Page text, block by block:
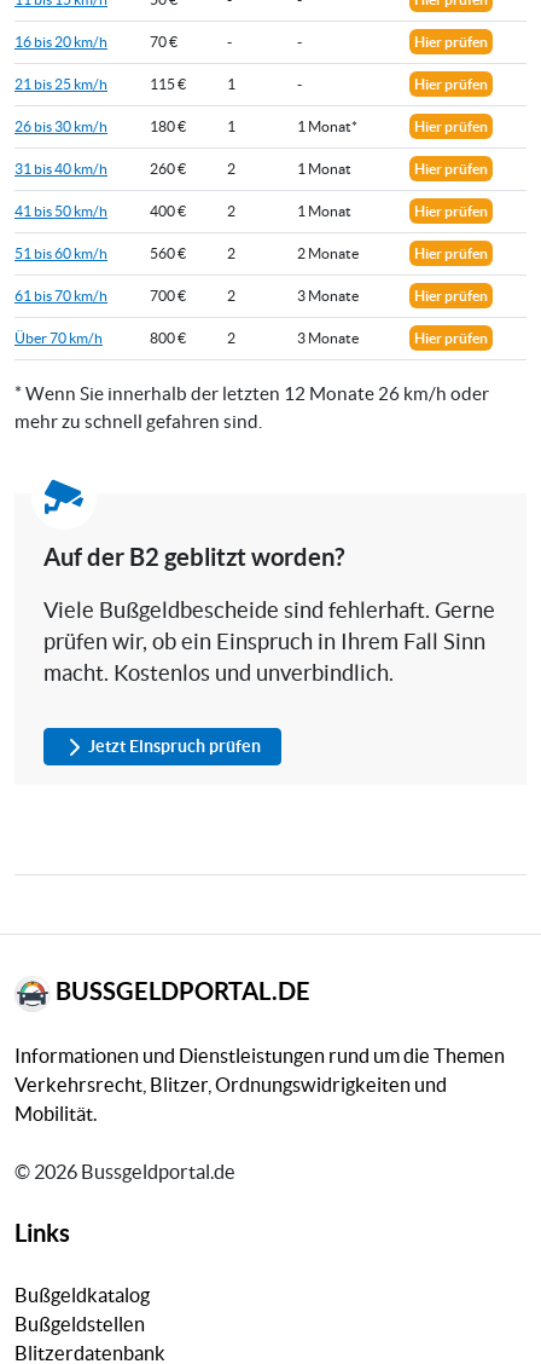
16 bis 20 km/h 70 € - - Hier prüfen
21 bis 25 km/h 115 € 1 - Hier prüfen
26 bis 30 km/h 180 € 1 1 Monat* Hier prüfen
31 bis 40 km/h 260 € 2 1 Monat Hier prüfen
41 bis 50 km/h 400 € 2 1 Monat Hier prüfen
51 bis 60 km/h 560 € 2 2 Monate Hier prüfen
61 bis 70 km/h 700 € 2 3 Monate Hier prüfen
Über 70 km/h 800 € 2 3 Monate Hier prüfen
* Wenn Sie innerhalb der letzten 12 Monate 26 km/h oder
mehr zu schnell gefahren sind.
Auf der B2 geblitzt worden?
Viele Bußgeldbescheide sind fehlerhaft. Gerne
prüfen wir, ob ein Einspruch in Ihrem Fall Sinn
macht. Kostenlos und unverbindlich.
Jetzt Einspruch prüfen
BUSSGELDPORTAL.DE
Informationen und Dienstleistungen rund um die Themen
Verkehrsrecht, Blitzer, Ordnungswidrigkeiten und
Mobilität.
© 2026 Bussgeldportal.de
Links
Bußgeldkatalog
Bußgeldstellen
Blitzerdatenbank